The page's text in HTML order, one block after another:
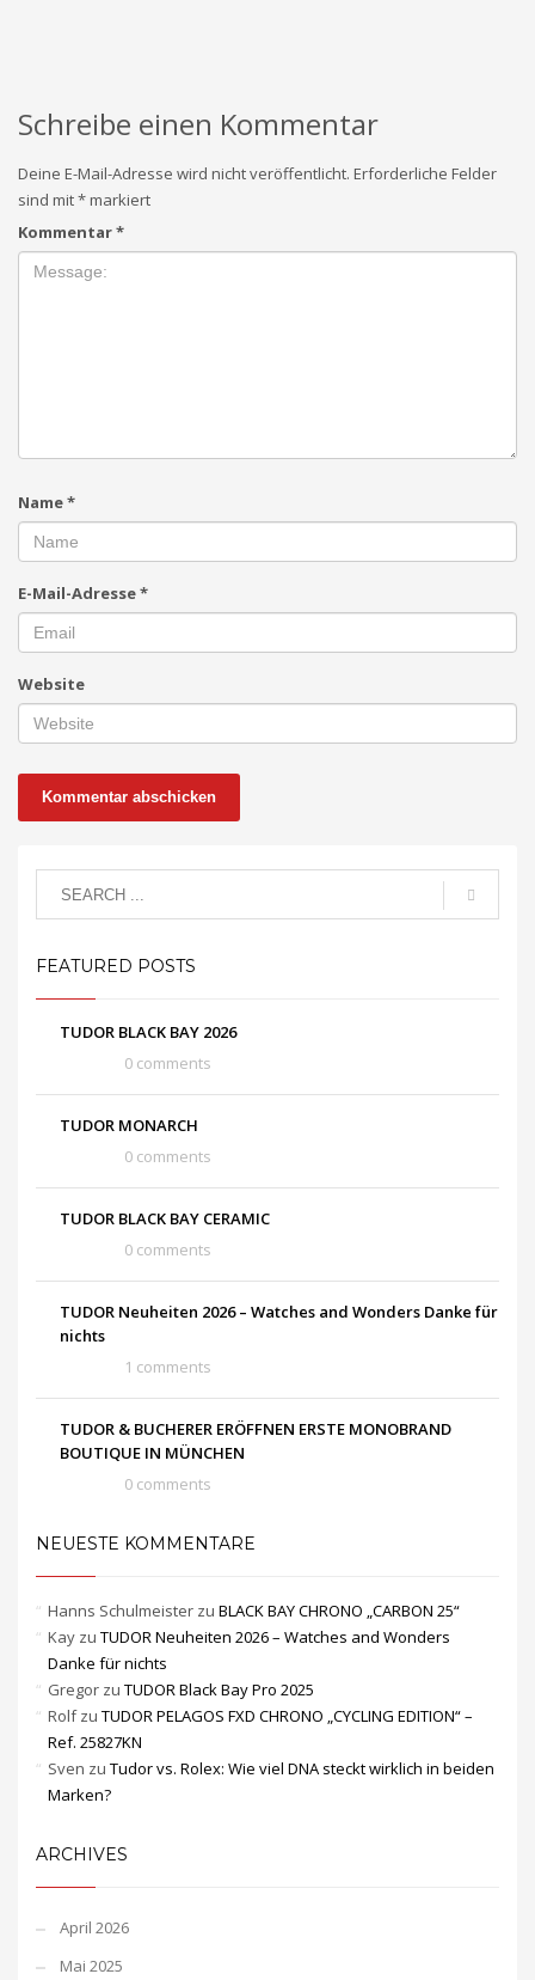
Schreibe einen Kommentar
Deine E-Mail-Adresse wird nicht veröffentlicht. Erforderliche Felder
sind mit*markiert
Kommentar*
Name*
E-Mail-Adresse*
Website
FEATURED POSTS
TUDOR BLACK BAY 2026
0 comments
TUDOR MONARCH
0 comments
TUDOR BLACK BAY CERAMIC
0 comments
TUDOR Neuheiten 2026 – Watches and Wonders Danke für
nichts
1 comments
TUDOR & BUCHERER ERÖFFNEN ERSTE MONOBRAND
BOUTIQUE IN MÜNCHEN
0 comments
NEUESTE KOMMENTARE
Hanns Schulmeister zu BLACK BAY CHRONO „CARBON 25“
Kay zu TUDOR Neuheiten 2026 – Watches and Wonders
Danke für nichts
Gregor zu TUDOR Black Bay Pro 2025
Rolfzu TUDOR PELAGOS FXD CHRONO „CYCLING EDITION“ –
Ref. 25827KN
Sven zu Tudor vs. Rolex: Wie viel DNA steckt wirklich in beiden
Marken?
ARCHIVES
April 2026
Mai 2025